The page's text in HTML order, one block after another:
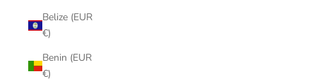
Belize (EUR
€)
Benin (EUR
€)